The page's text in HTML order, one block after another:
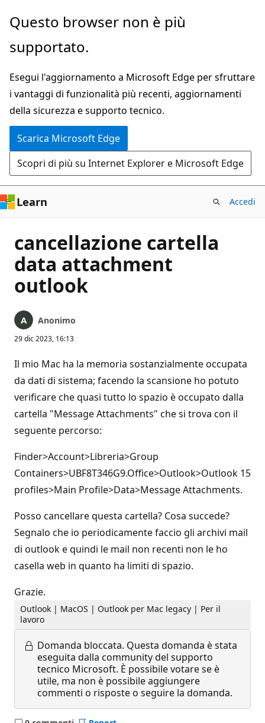
Ignora
passa
contenuto
principale
Questo browser non è più
supportato.
Esegui l'aggiornamento a Microsoft Edge per sfruttare
i vantaggi di funzionalità più recenti, aggiornamenti
della sicurezza e supporto tecnico.
Scarica Microsoft Edge
Scopri di più su Internet Explorer e Microsoft Edge
Learn Accedi
cancellazione cartella
data attachment
outlook
Anonimo
29 dic 2023, 16:13
Il mio Mac ha la memoria sostanzialmente occupata
da dati di sistema; facendo la scansione ho potuto
verificare che quasi tutto lo spazio è occupato dalla
cartella "Message Attachments" che si trova con il
seguente percorso:
Finder>Account>Libreria>Group
Containers>UBF8T346G9.Office>Outlook>Outlook 15
profiles>Main Profile>Data>Message Attachments.
Posso cancellare questa cartella? Cosa succede?
Segnalo che io periodicamente faccio gli archivi mail
di outlook e quindi le mail non recenti non le ho
casella web in quanto ha limiti di spazio.
Grazie.
Outlook | MacOS | Outlook per Mac legacy | Per il
lavoro
Domanda bloccata. Questa domanda è stata
eseguita dalla community del supporto
tecnico Microsoft. È possibile votare se è
utile, ma non è possibile aggiungere
commenti o risposte o seguire la domanda.